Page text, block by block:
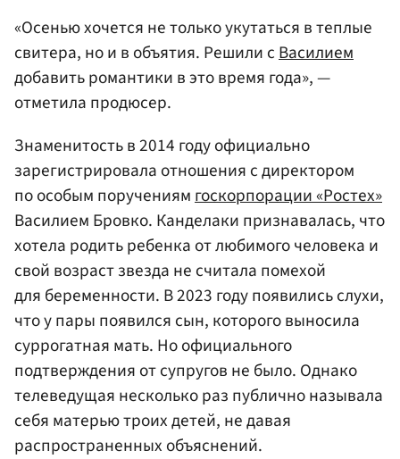
«Осенью хочется не только укутаться в теплые
свитера, но и в объятия. Решили сВасилием
добавить романтики в это время года», —
отметила продюсер.
Знаменитость в 2014 году официально
зарегистрировала отношения с директором
по особым поручениям госкорпорации «Ростех»
Василием Бровко. Канделаки признавалась, что
хотела родить ребенка от любимого человека и
свой возраст звезда не считала помехой
для беременности. В 2023 году появились слухи,
что у пары появился сын, которого выносила
суррогатная мать. Но официального
подтверждения от супругов не было. Однако
телеведущая несколько раз публично называла
себя матерью троих детей, не давая
распространенных объяснений.